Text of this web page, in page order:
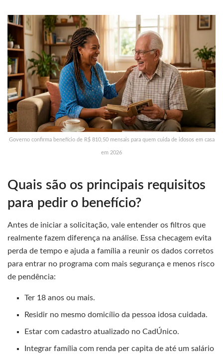
Governo confirma benefício de R$ 810,50 mensais para quem cuida de idosos em casa
em 2026
Quais são os principais requisitos
para pedir o benefício?
Antes de iniciar a solicitação, vale entender os filtros que
realmente fazem diferença na análise. Essa checagem evita
perda de tempo e ajuda a família a reunir os dados corretos
para entrar no programa com mais segurança e menos risco
de pendência:
Ter 18 anos ou mais.
Residir no mesmo domicílio da pessoa idosa cuidada.
Estar com cadastro atualizado no CadÚnico.
Integrar família com renda per capita de até um salário